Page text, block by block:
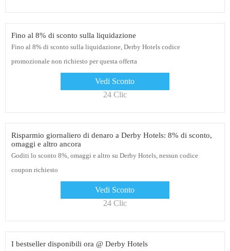
Fino al 8% di sconto sulla liquidazione
Fino al 8% di sconto sulla liquidazione, Derby Hotels codice
promozionale non richiesto per questa offerta
Vedi Sconto
24 Clic
Risparmio giornaliero di denaro a Derby Hotels: 8% di sconto,
omaggi e altro ancora
Goditi lo sconto 8%, omaggi e altro su Derby Hotels, nessun codice
coupon richiesto
Vedi Sconto
24 Clic
I bestseller disponibili ora @ Derby Hotels